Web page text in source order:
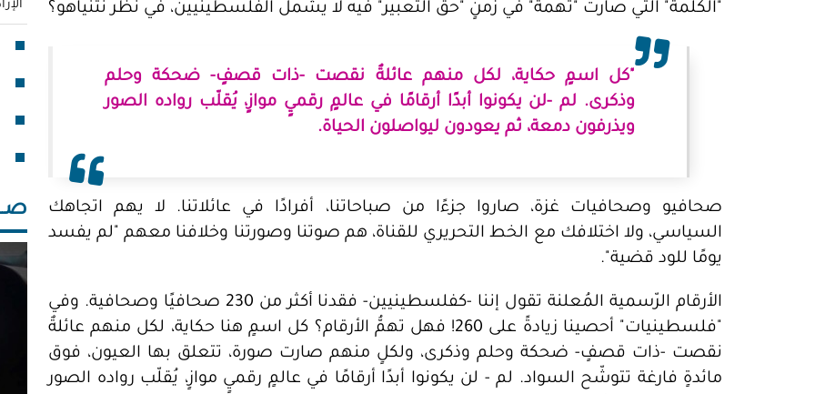
"الكلمة" التي صارت "تُهمة" في زمنٍ "حق التعبير" فيه لا يشمل الفلسطينيين، في نظر نتنياهو؟
"كل اسمٍ حكاية، لكل منهم عائلةٌ نقصت -ذات قصفٍ- ضحكة وحلم
وذكرى. لم -لن يكونوا أبدًا أرقامًا في عالمٍ رقميٍ موازٍ، يُقلّب رواده الصور
ويذرفون دمعة، ثم يعودون ليواصلون الحياة.
صحافيو وصحافيات غزة، صاروا جزءًا من صباحاتنا، أفرادًا في عائلاتنا. لا يهم اتجاهك
السياسي، ولا اختلافك مع الخط التحريري للقناة، هم صوتنا وصورتنا وخلافنا معهم "لم يفسد
يومًا للود قضية".
الأرقام الرّسمية المُعلنة تقول إننا -كفلسطينيين- فقدنا أكثر من 230 صحافيًا وصحافية. وفي
"فلسطينيات" أحصينا زيادةً على 260! فهل تهمُّ الأرقام؟ كل اسمٍ هنا حكاية، لكل منهم عائلةٌ
نقصت -ذات قصفٍ- ضحكة وحلم وذكرى، ولكلٍ منهم صارت صورة، تتعلق بها العيون، فوق
مائدةٍ فارغة تتوشّح السواد. لم - لن يكونوا أبدًا أرقامًا في عالمٍ رقميٍ موازٍ، يُقلّب رواده الصور